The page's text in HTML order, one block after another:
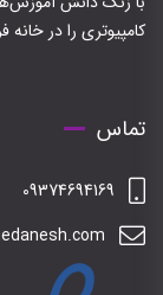
کامپیوتری را در خانه
تماس
09374694169